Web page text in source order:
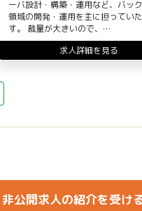
ーバ設計・構築・運用など、バッ
領域の開発・運用を主に担ってい
す。 裁量が大きいので、…
求人詳細を見る
非公開求人の紹介を受け